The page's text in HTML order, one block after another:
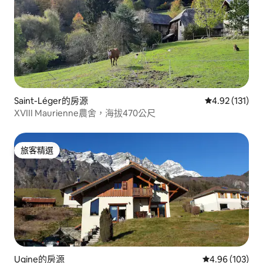
Saint-Léger的房源 從 131 則評價
4.92 (131)
XVIII Maurienne農舍，海拔470公尺
旅客精選
旅客精選
Ugine的房源 從 103 則評價
4.96 (103)